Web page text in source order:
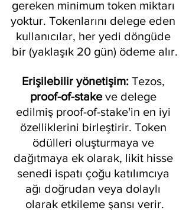
gereken minimum token miktarı
yoktur. Tokenlarını delege eden
kullanıcılar, her yedi döngüde
bir (yaklaşık 20 gün) ödeme alır.
Erişilebilir yönetişim: Tezos,
proof-of-stake ve delege
edilmiş proof-of-stake'in en iyi
özelliklerini birleştirir. Token
ödülleri oluşturmaya ve
dağıtmaya ek olarak, likit hisse
senedi ispatı çoğu katılımcıya
ağı doğrudan veya dolaylı
olarak etkileme şansı verir.